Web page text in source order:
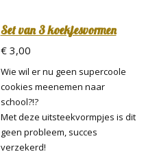
Set van 3 koekjesvormen
€ 3,00
Wie wil er nu geen supercoole
cookies meenemen naar
school?!?
Met deze uitsteekvormpjes is dit
geen probleem, succes
verzekerd!